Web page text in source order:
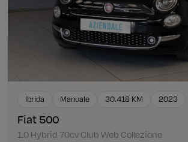
Ibrida Manuale 30.418 KM 2023
Fiat 500
1.0 Hybrid 70cv Club Web Collezione